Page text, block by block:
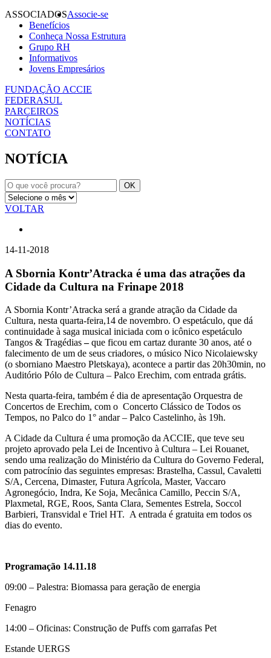
ASSOCIADOSAssocie-se
Benefícios
Conheça Nossa Estrutura
Grupo RH
Informativos
Jovens Empresários
FUNDAÇÃO ACCIE
FEDERASUL
PARCEIROS
NOTÍCIAS
CONTATO
NOTÍCIA
VOLTAR
14-11-2018
A Sbornia Kontr’Atracka é uma das atrações da
Cidade da Cultura na Frinape 2018
A Sbornia Kontr’Atracka será a grande atração da Cidade da
Cultura, nesta quarta-feira,14 de novembro. O espetáculo, que dá
continuidade à saga musical iniciada com o icônico espetáculo
Tangos & Tragédias–que ficou em cartaz durante 30 anos, até o
falecimento de um de seus criadores, o músico Nico Nicolaiewsky
(o sborniano Maestro Pletskaya), acontece a partir das 20h30min, no
Auditório Pólo de Cultura – Palco Erechim, com entrada grátis.
Nesta quarta-feira, também é dia de apresentação Orquestra de
Concertos de Erechim, com o Concerto Clássico de Todos os
Tempos, no Palco do 1° andar – Palco Castelinho, às 19h.
A Cidade da Cultura é uma promoção da ACCIE, que teve seu
projeto aprovado pela Lei de Incentivo à Cultura – Lei Rouanet,
sendo uma realização do Ministério da Cultura do Governo Federal,
com patrocínio das seguintes empresas: Brastelha, Cassul, Cavaletti
S/A, Cercena, Dimaster, Futura Agrícola, Master, Vaccaro
Agronegócio, Indra, Ke Soja, Mecânica Camillo, Peccin S/A,
Plaxmetal, RGE, Roos, Santa Clara, Sementes Estrela, Soccol
Barbieri, Transvidal e Triel HT. A entrada é gratuita em todos os
dias do evento.
Programação 14.11.18
09:00 – Palestra: Biomassa para geração de energia
Fenagro
14:00 – Oficinas: Construção de Puffs com garrafas Pet
Estande UERGS